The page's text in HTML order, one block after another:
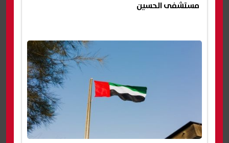
مستشفى الحسين